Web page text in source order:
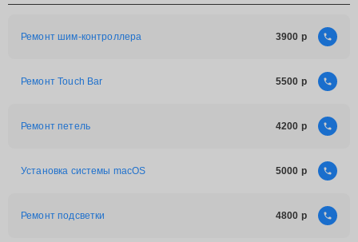
Ремонт шим-контроллера 3900
Ремонт Touch Bar 5500
Ремонт петель 4200
Установка системы macOS 5000
Ремонт подсветки 4800